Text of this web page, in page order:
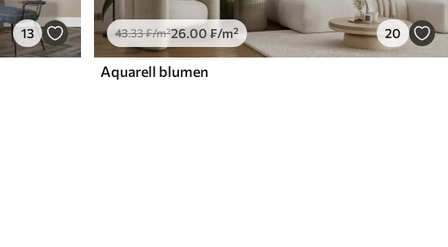
13 43.33₣/m²26.00 ₣/m² 20
Aquarell blumen